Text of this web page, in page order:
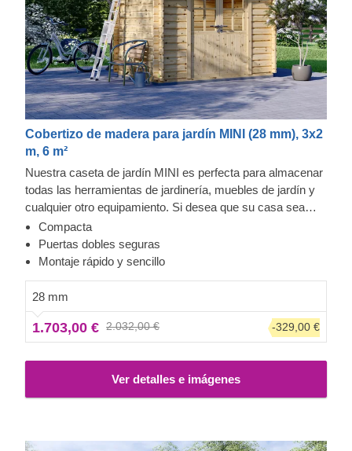
Cobertizo de madera para jardín MINI (28 mm), 3x2
m, 6 m²
Nuestra caseta de jardín MINI es perfecta para almacenar
todas las herramientas de jardinería, muebles de jardín y
cualquier otro equipamiento. Si desea que su casa sea
espaciosa, lo mejor que puede hacer es almacenar todo lo
que no necesite en un cobertizo de jardín. ¡Este práctico y
elegante modelo le puede cambiar la vida!
Compacta
Puertas dobles seguras
Montaje rápido y sencillo
28 mm
1.703,00 € 2.032,00 € -329,00 €
Ver detalles e imágenes